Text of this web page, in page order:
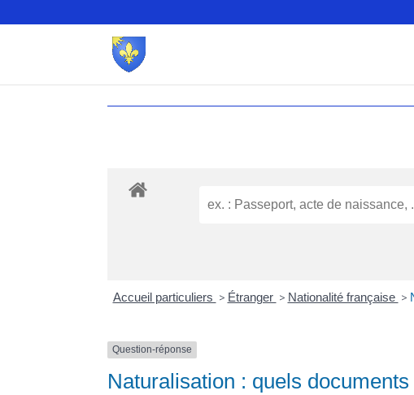
Accueil particuliers > Étranger > Nationalité française >
Question-réponse
Naturalisation : quels